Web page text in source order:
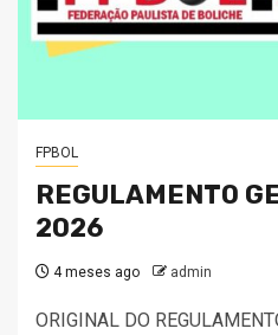
FPBOL
REGULAMENTO
2026
4 meses ago admin
ORIGINAL DO